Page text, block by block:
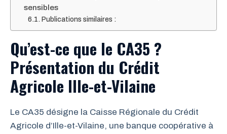
sensibles
Publications similaires :
Qu’est-ce que le CA35 ?
Présentation du Crédit
Agricole Ille-et-Vilaine
Le CA35 désigne la Caisse Régionale du Crédit
Agricole d’Ille-et-Vilaine, une banque coopérative à